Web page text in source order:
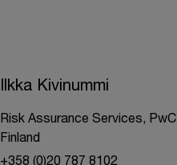
Ilkka Kivinummi
Risk Assurance Services, PwC
Finland
+358 (0)20 787 8102